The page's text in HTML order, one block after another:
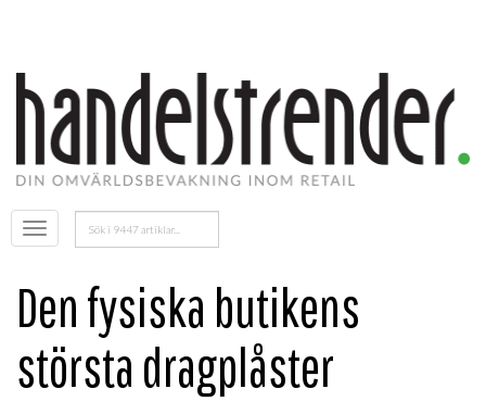
Öppna
menyn
Sök
efter:
Den fysiska butikens
största dragplåster